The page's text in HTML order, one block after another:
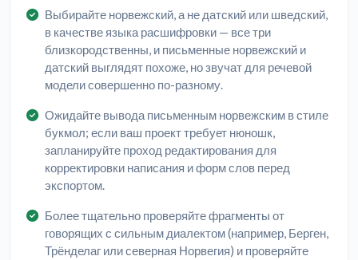
Выбирайте норвежский, а не датский или шведский,
в качестве языка расшифровки — все три
близкородственны, и письменные норвежский и
датский выглядят похоже, но звучат для речевой
модели совершенно по-разному.
Ожидайте вывода письменным норвежским в стиле
букмол; если ваш проект требует нюношк,
запланируйте проход редактирования для
корректировки написания и форм слов перед
экспортом.
Более тщательно проверяйте фрагменты от
говорящих с сильным диалектом (например, Берген,
Трёнделаг или северная Норвегия) и проверяйте